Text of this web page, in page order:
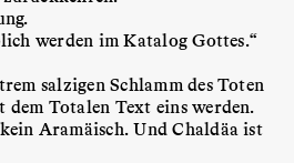
werden im Katalog Gottes.“
salzigen Schlamm des Toten
dem Totalen Text eins werden.
Aramäisch. Und Chaldäa ist